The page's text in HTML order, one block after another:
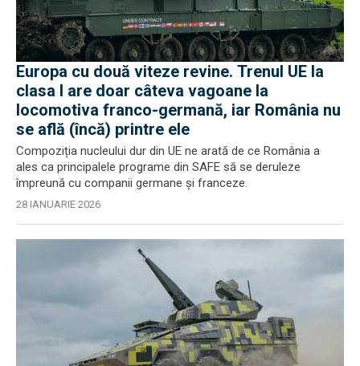
Europa cu două viteze revine. Trenul UE la
clasa I are doar câteva vagoane la
locomotiva franco-germană, iar România nu
se află (încă) printre ele
Compoziția nucleului dur din UE ne arată de ce România a
ales ca principalele programe din SAFE să se deruleze
împreună cu companii germane și franceze.
28 IANUARIE 2026